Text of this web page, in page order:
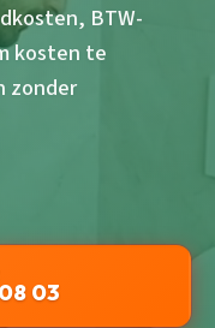
BTW-
kosten te
zonder
03